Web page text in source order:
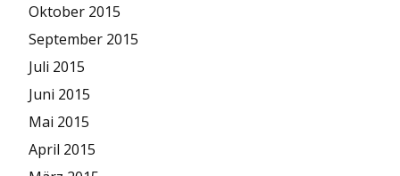
Oktober 2015
September 2015
Juli 2015
Juni 2015
Mai 2015
April 2015